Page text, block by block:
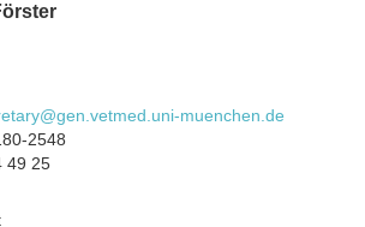
muenchen.de
2548
49 25